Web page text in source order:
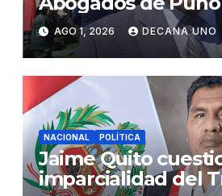
propuestas sobre
ciudadana
AGO 1, 2026 DECANA UNO
NACIONAL POLÍTICA
Jaime Quito
imparcialidad del